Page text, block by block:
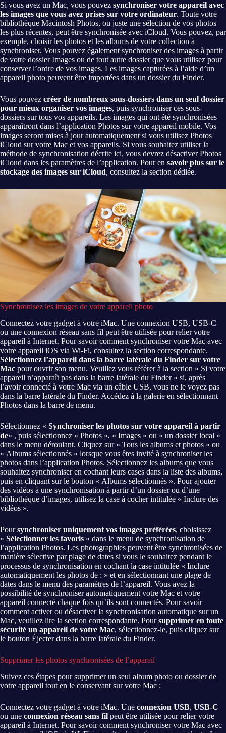
Si vous avez un Mac, vous pouvez synchroniser votre appareil avec
les images que vous avez prises sur votre ordinateur. Toute votre
bibliothèque Macintosh Photos, ou juste une sélection de vos photos
les plus récentes, peut être synchronisée avec iCloud. Vous pouvez, par
exemple, choisir les photos et les albums de votre collection à
synchroniser. Vous pouvez également synchroniser des images à partir
de votre dossier Images ou de tout autre dossier que vous utilisez pour
conserver l’ordre de vos images. Les images capturées à l’aide d’un
appareil photo peuvent être importées dans un dossier du Finder.
Vous pouvez créer de nombreux sous-dossiers dans un seul dossier
pour mieux organiser vos images, puis synchroniser ces sous-
dossiers sur tous vos appareils. Les images qui ont été synchronisées
apparaîtront dans l’application Photos sur votre appareil mobile. Vos
images seront mises à jour automatiquement si vous utilisez Photos
iCloud sur votre Mac et vos appareils. Si vous souhaitez utiliser la
méthode de synchronisation décrite ici, vous devrez désactiver Photos
iCloud dans les paramètres de l’application. Pour en savoir plus sur le
stockage des images sur iCloud, consultez la section dédiée.
Synchronisez les images de votre appareil photo
Connectez votre gadget à votre iMac. Une connexion USB, USB-C
ou une connexion réseau sans fil peut être utilisée pour relier votre
appareil à Internet. Pour savoir comment synchroniser votre Mac avec
votre appareil iOS via Wi-Fi, consultez la section correspondante.
Sélectionnez l’appareil dans la barre latérale du Finder sur votre
Mac pour ouvrir son menu. Veuillez vous référer à la section « Si votre
appareil n’apparaît pas dans la barre latérale du Finder » si, après
l’avoir connecté à votre Mac via un câble USB, vous ne le voyez pas
dans la barre latérale du Finder. Accédez à la galerie en sélectionnant
Photos dans la barre de menu.
Sélectionnez « Synchroniser les photos sur votre appareil à partir
de« , puis sélectionnez « Photos », « Images » ou « un dossier local »
dans le menu déroulant. Cliquez sur « Tous les albums et photos » ou
« Albums sélectionnés » lorsque vous êtes invité à synchroniser les
photos dans l’application Photos. Sélectionnez les albums que vous
souhaitez synchroniser en cochant leurs cases dans la liste des albums,
puis en cliquant sur le bouton « Albums sélectionnés ». Pour ajouter
des vidéos à une synchronisation à partir d’un dossier ou d’une
bibliothèque d’images, utilisez la case à cocher intitulée « Inclure des
vidéos ».
Poursynchroniser uniquement vos images préférées, choisissez
« Sélectionner les favoris » dans le menu de synchronisation de
l’application Photos. Les photographies peuvent être synchronisées de
manière sélective par plage de dates si vous le souhaitez pendant le
processus de synchronisation en cochant la case intitulée « Inclure
automatiquement les photos de : » et en sélectionnant une plage de
dates dans le menu des paramètres de l’appareil. Vous avez la
possibilité de synchroniser automatiquement votre Mac et votre
appareil connecté chaque fois qu’ils sont connectés. Pour savoir
comment activer ou désactiver la synchronisation automatique sur un
Mac, veuillez lire la section correspondante. Poursupprimer en toute
sécurité un appareil de votre Mac, sélectionnez-le, puis cliquez sur
le bouton Éjecter dans la barre latérale du Finder.
Supprimer les photos synchronisées de l’appareil
Suivez ces étapes pour supprimer un seul album photo ou dossier de
votre appareil tout en le conservant sur votre Mac :
Connectez votre gadget à votre iMac. Une connexion USB, USB-C
ou une connexion réseau sans fil peut être utilisée pour relier votre
appareil à Internet. Pour savoir comment synchroniser votre Mac avec